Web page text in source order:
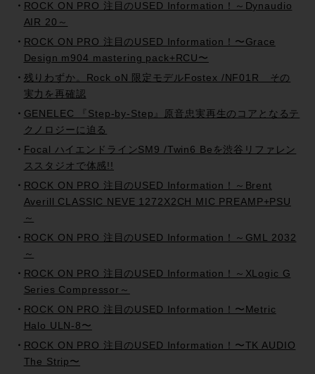
ROCK ON PRO 注目のUSED Information！～Dynaudio
AIR 20～
ROCK ON PRO 注目のUSED Information！〜Grace
Design m904 mastering pack+RCU〜
残りわずか。Rock oN 限定モデルFostex /NF01R その
実力を再確認
GENELEC 『Step-by-Step』原音忠実再生のコアとなるテ
クノロジーに迫る
Focal ハイエンドラインSM9 /Twin6 Beを渋谷リファレン
ススタジオで体感!!
ROCK ON PRO 注目のUSED Information！～Brent
Averill CLASSIC NEVE 1272X2CH MIC PREAMP+PSU
～
ROCK ON PRO 注目のUSED Information！～GML 2032
～
ROCK ON PRO 注目のUSED Information！～XLogic G
Series Compressor～
ROCK ON PRO 注目のUSED Information！〜Metric
Halo ULN-8〜
ROCK ON PRO 注目のUSED Information！〜TK AUDIO
The Strip〜